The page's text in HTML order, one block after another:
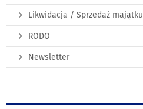
Likwidacja / Sprzedaż majątku
RODO
Newsletter